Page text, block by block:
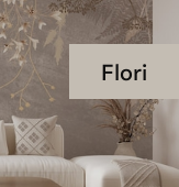
Flori